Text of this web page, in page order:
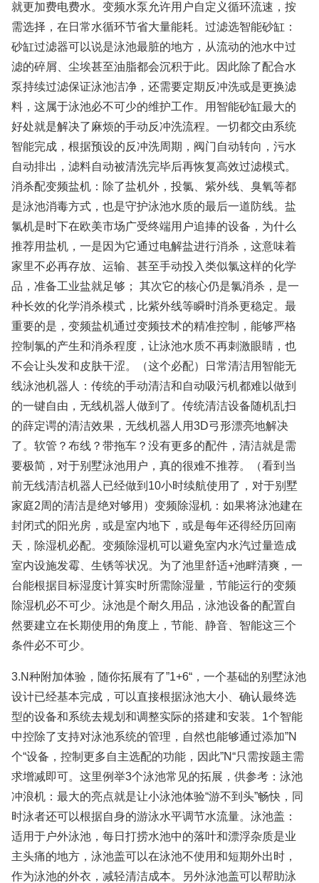
就更加费电费水。变频水泵允许用户自定义循环流速，按
需选择，在日常水循环节省大量能耗。过滤选智能砂缸：
砂缸过滤器可以说是泳池最脏的地方，从流动的池水中过
滤的碎屑、尘埃甚至油脂都会沉积于此。因此除了配合水
泵持续过滤保证泳池洁净，还需要定期反冲洗或是更换滤
料，这属于泳池必不可少的维护工作。用智能砂缸最大的
好处就是解决了麻烦的手动反冲洗流程。一切都交由系统
智能完成，根据预设的反冲洗周期，阀门自动转向，污水
自动排出，滤料自动被清洗完毕后再恢复高效过滤模式。
消杀配变频盐机：除了盐机外，投氯、紫外线、臭氧等都
是泳池消毒方式，也是守护泳池水质的最后一道防线。盐
氯机是时下在欧美市场广受终端用户追捧的设备，为什么
推荐用盐机，一是因为它通过电解盐进行消杀，这意味着
家里不必再存放、运输、甚至手动投入类似氯这样的化学
品，准备工业盐就足够； 其次它的核心仍是氯消杀，是一
种长效的化学消杀模式，比紫外线等瞬时消杀更稳定。最
重要的是，变频盐机通过变频技术的精准控制，能够严格
控制氯的产生和消杀程度，让泳池水质不再刺激眼睛，也
不会让头发和皮肤干涩。（这个必配）日常清洁用智能无
线泳池机器人：传统的手动清洁和自动吸污机都难以做到
的一键自由，无线机器人做到了。传统清洁设备随机乱扫
的薛定谔的清洁效果，无线机器人用3D弓形漂亮地解决
了。软管？布线？带拖车？没有更多的配件，清洁就是需
要极简，对于别墅泳池用户，真的很难不推荐。（看到当
前无线清洁机器人已经做到10小时续航使用了，对于别墅
家庭2周的清洁是绝对够用）变频除湿机：如果将泳池建在
封闭式的阳光房，或是室内地下，或是每年还得经历回南
天，除湿机必配。变频除湿机可以避免室内水汽过量造成
室内设施发霉、生锈等状况。为了池里舒适+池畔清爽，一
台能根据目标湿度计算实时所需除湿量，节能运行的变频
除湿机必不可少。泳池是个耐久用品，泳池设备的配置自
然要建立在长期使用的角度上，节能、静音、智能这三个
条件必不可少。
3.N种附加体验，随你拓展有了”1+6“，一个基础的别墅泳池
设计已经基本完成，可以直接根据泳池大小、确认最终选
型的设备和系统去规划和调整实际的搭建和安装。1个智能
中控除了支持对泳池系统的管理，自然也能够通过添加”N
个“设备，控制更多自主选配的功能，因此”N“只需按题主需
求增减即可。这里例举3个泳池常见的拓展，供参考：泳池
冲浪机：最大的亮点就是让小泳池体验“游不到头”畅快，同
时泳者还可以根据自身的游泳水平调节水流量。泳池盖：
适用于户外泳池，每日打捞水池中的落叶和漂浮杂质是业
主头痛的地方，泳池盖可以在泳池不使用和短期外出时，
作为泳池的外衣，减轻清洁成本。另外泳池盖可以帮助泳